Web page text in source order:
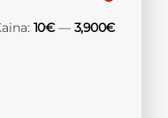
10€— 3,900€